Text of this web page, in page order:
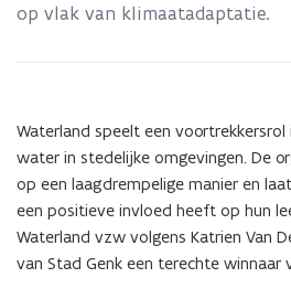
op vlak van klimaatadaptatie.
Waterland speelt een
water in stedelijke omgevingen. De
op een laagdrempelige manier en
een positieve invloed heeft op hun
Waterland vzw volgens Katrien Van
van Stad Genk een terechte winnaar